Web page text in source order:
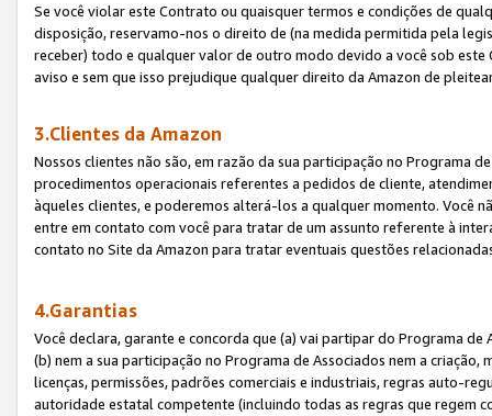
Se você violar este Contrato ou quaisquer termos e condições de
disposição, reservamo-nos o direito de (na medida permitida pela
receber) todo e qualquer valor de outro modo devido a você sob
aviso e sem que isso prejudique qualquer direito da Amazon de
3.Clientes da Amazon
Nossos clientes não são, em razão da sua participação no Programa
procedimentos operacionais referentes a pedidos de cliente,
àqueles clientes, e poderemos alterá-los a qualquer momento. Você
entre em contato com você para tratar de um assunto referente à
contato no Site da Amazon para tratar eventuais questões
4.Garantias
Você declara, garante e concorda que (a) vai partipar do Programa
(b) nem a sua participação no Programa de Associados nem a
licenças, permissões, padrões comerciais e industriais, regras auto-
autoridade estatal competente (incluindo todas as regras que regem